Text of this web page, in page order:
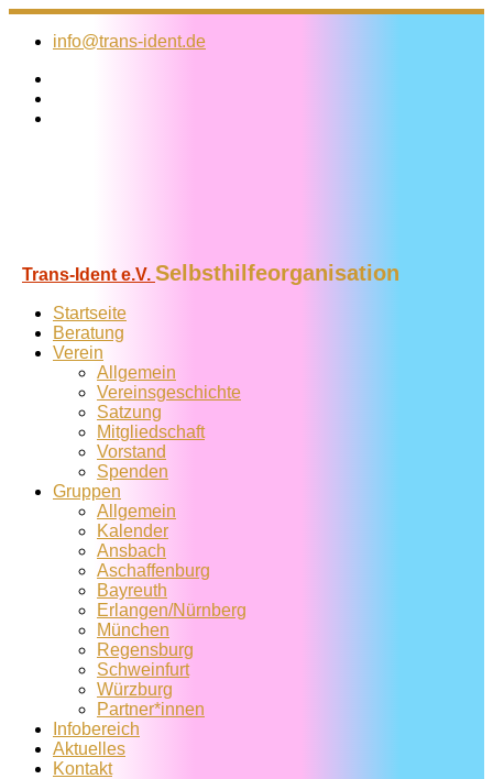
Zum
Inhalt
info@trans-ident.de
Trans-Ident e.V. Selbsthilfeorganisation
Startseite
Beratung
Verein
Allgemein
Vereins­geschichte
Satzung
Mitglied­schaft
Vorstand
Spenden
Gruppen
Allgemein
Kalender
Ansbach
Aschaffenburg
Bayreuth
Erlangen/Nürnberg
München
Regensburg
Schweinfurt
Würzburg
Partner*innen
Infobereich
Aktuelles
Kontakt